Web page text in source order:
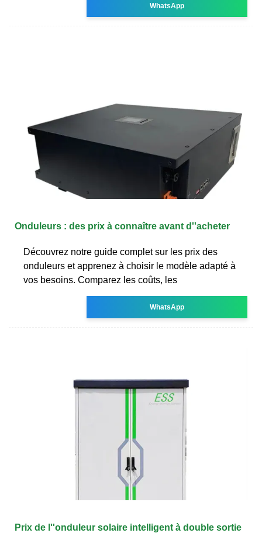
WhatsApp
Onduleurs : des prix à connaître avant d''acheter
Découvrez notre guide complet sur les prix des
onduleurs et apprenez à choisir le modèle adapté à
vos besoins. Comparez les coûts, les
WhatsApp
Prix de l''onduleur solaire intelligent à double sortie